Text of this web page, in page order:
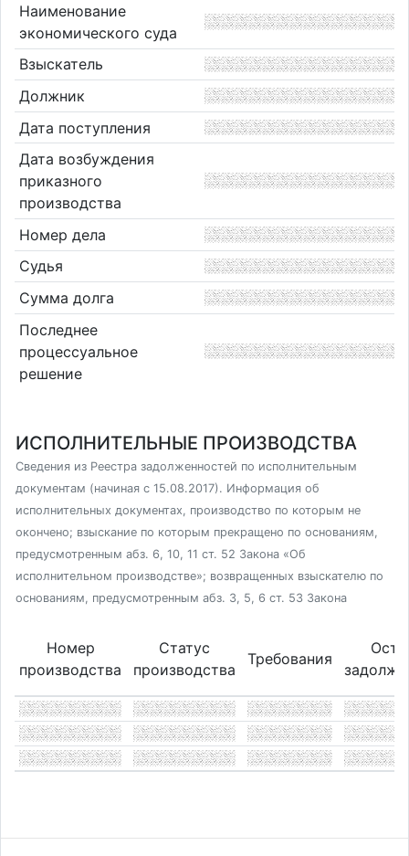
Наименование
экономического суда
Взыскатель
Должник
Дата поступления
Дата возбуждения
приказного
производства
Номер дела
Судья
Сумма долга
Последнее
процессуальное
решение
ИСПОЛНИТЕЛЬНЫЕ ПРОИЗВОДСТВА
Сведения из Реестра задолженностей по исполнительным
документам (начиная с 15.08.2017). Информация об
исполнительных документах, производство по которым не
окончено; взыскание по которым прекращено по основаниям,
предусмотренным абз. 6, 10, 11 ст. 52 Закона «Об
исполнительном производстве»; возвращенных взыскателю по
основаниям, предусмотренным абз. 3, 5, 6 ст. 53 Закона
Номер
производства
Статус
производства
Требования